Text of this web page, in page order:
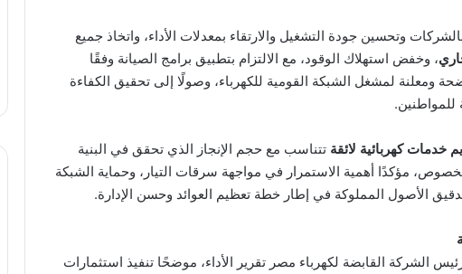
وتحسين جودة التشغيل والارتقاء بمعدلات الأداء، واتخاذ جميع
، وخفض استهلاك الوقود، مع الالتزام بتطبيق برامج الصيانة وفقًا
ومعلنة لمشغل الشبكة القومية للكهرباء، وصولًا إلى تحقيق الكفاءة
للمواطنين.
خدمات كهربائية لائقة تتناسب مع حجم الإنجاز الذي تحقق في البنية
مؤكدًا أهمية الاستمرار في مواجهة سرقات التيار، وحماية الشبكة
الأصول المملوكة في إطار خطة تعظيم العوائد وحسن الإدارة.
الشركة القابضة لكهرباء مصر تقرير الأداء، موضحًا تنفيذ استثمارات